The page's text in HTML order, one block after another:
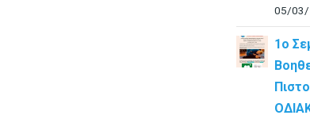
05/03/
1ο